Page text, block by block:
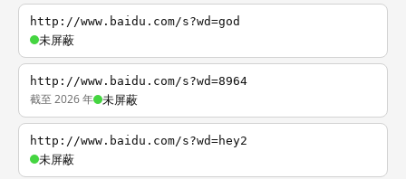
http://www.baidu.com/s?wd=god
未屏蔽
http://www.baidu.com/s?wd=8964
截至 2026 年 未屏蔽
http://www.baidu.com/s?wd=hey2
未屏蔽